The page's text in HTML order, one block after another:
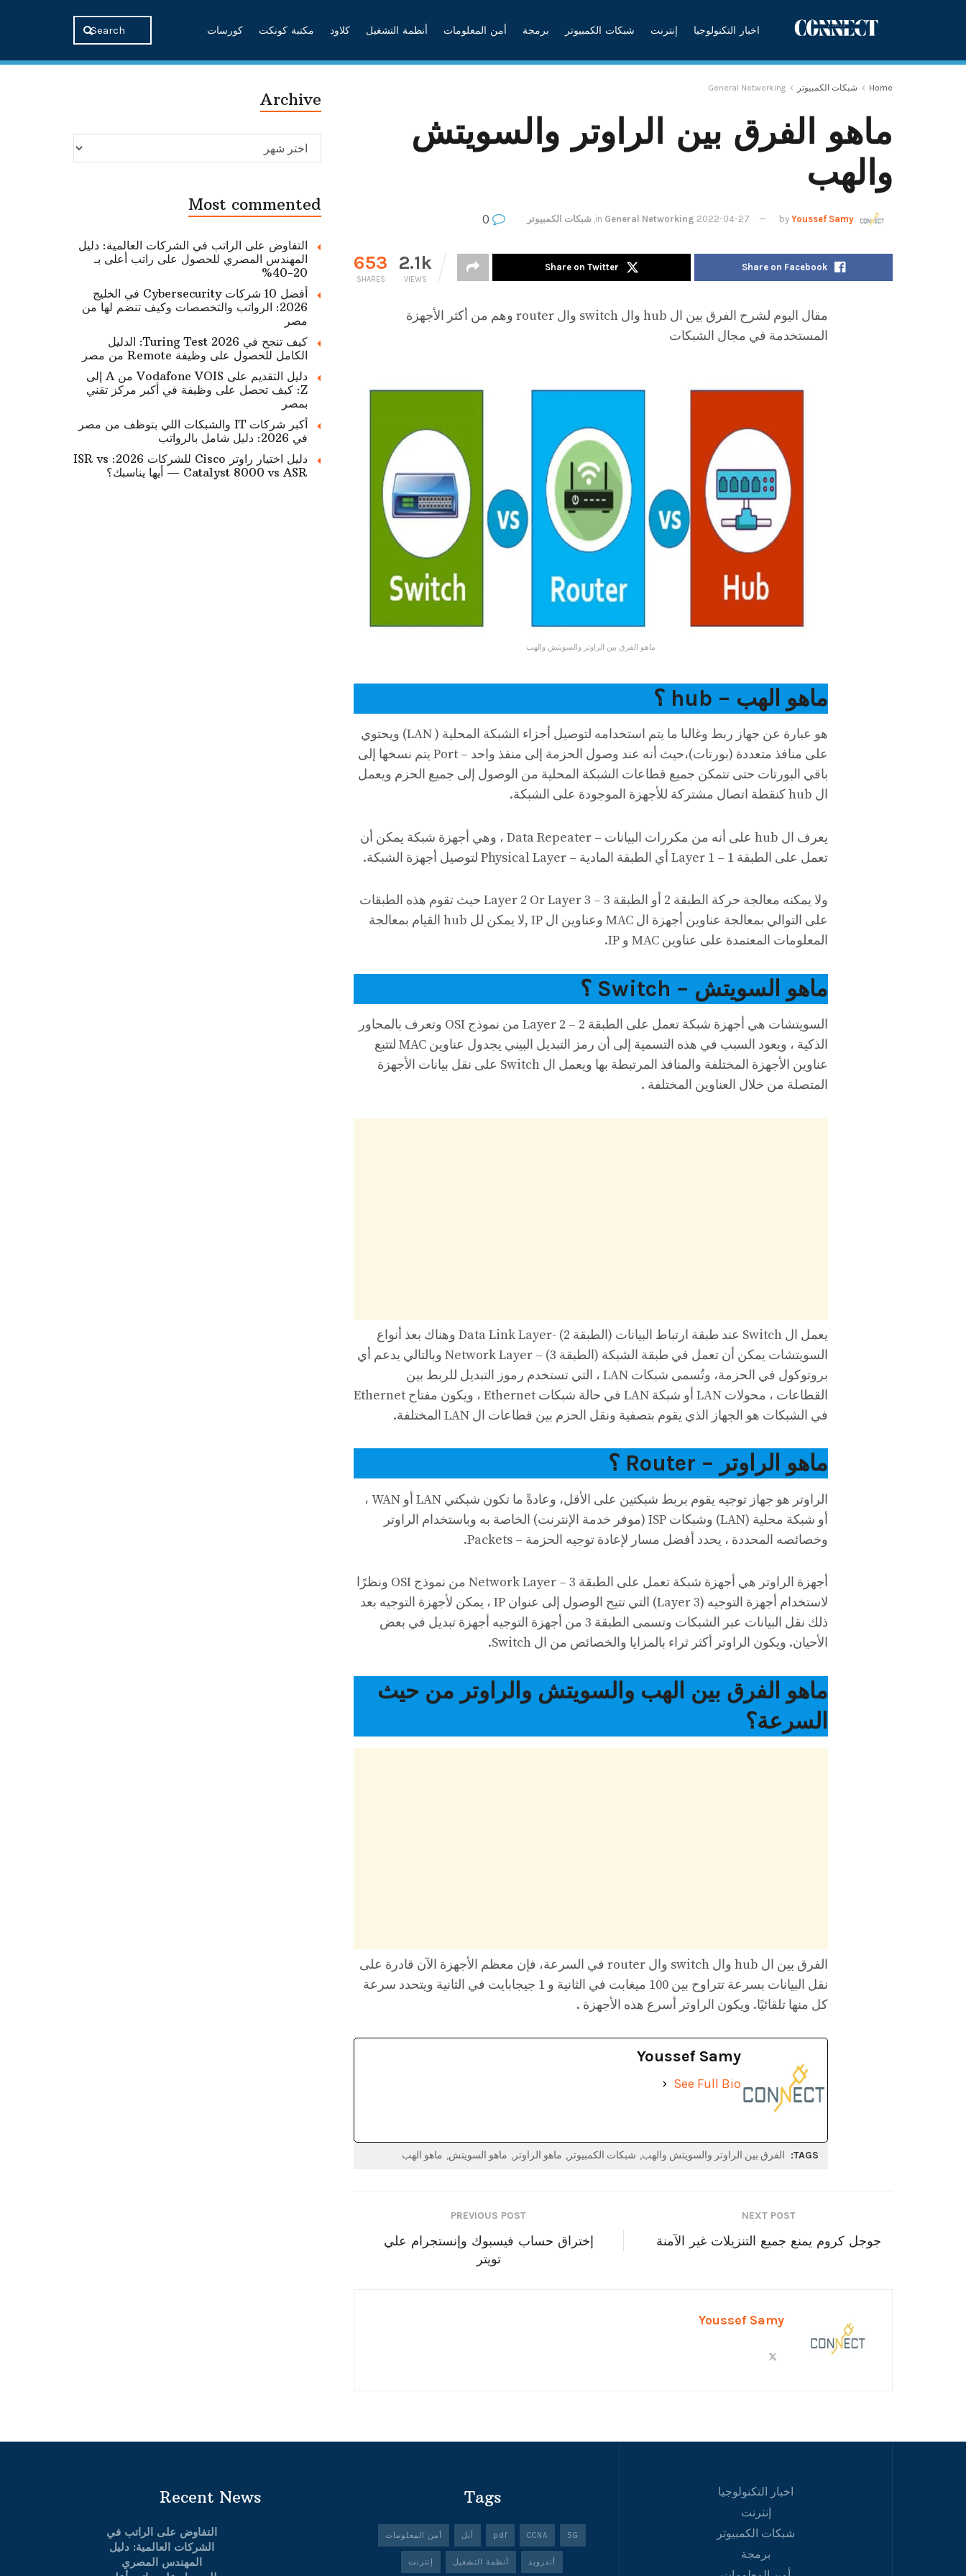
اخبار التكنولوجيا إنترنت شبكات الكمبيوتر برمجة أمن المعلومات أنظمة التشغيل كلاود مكتبة كونكت كورسات
Home شبكات الكمبيوتر General Networking
ماهو الفرق بين الراوتر والسويتش
والهب
by Youssef Samy
2022-04-27
in General Networking شبكات الكمبيوتر
653
SHARES
2.1k
VIEWS
Share on Facebook
Share on Twitter
مقال اليوم لشرح الفرق بين ال hub وال switch وال router وهم من أكثر الأجهزة
المستخدمة في مجال الشبكات
ماهو الفرق بين الراوتر والسويتش والهب
ماهو الهب – hub ؟
هو عبارة عن جهاز ربط وغالبا ما يتم استخدامه لتوصيل أجزاء الشبكة المحلية ( LAN) ويحتوي
على منافذ متعددة (بورتات)،حيث أنه عند وصول الحزمة إلى منفذ واحد – Port يتم نسخها إلى
باقي البورتات حتى تتمكن جميع قطاعات الشبكة المحلية من الوصول إلى جميع الحزم ويعمل
ال hub كنقطة اتصال مشتركة للأجهزة الموجودة على الشبكة.
يعرف ال hub على أنه من مكررات البيانات – Data Repeater ، وهي أجهزة شبكة يمكن أن
تعمل على الطبقة 1 – Layer 1 أي الطبقة المادية – Physical Layer لتوصيل أجهزة الشبكة.
ولا يمكنه معالجة حركة الطبقة 2 أو الطبقة 3 – Layer 2 Or Layer 3 حيث تقوم هذه الطبقات
على التوالي بمعالجة عناوين أجهزة ال MAC وعناوين ال IP ,لا يمكن لل hub القيام بمعالجة
المعلومات المعتمدة على عناوين MAC و IP.
ماهو السويتش – Switch ؟
السويتشات هي أجهزة شبكة تعمل على الطبقة 2 – Layer 2 من نموذج OSI وتعرف بالمحاور
الذكية ، ويعود السبب في هذه التسمية إلى أن رمز التبديل البيني يجدول عناوين MAC لتتبع
عناوين الأجهزة المختلفة والمنافذ المرتبطة بها ويعمل ال Switch على نقل بيانات الأجهزة
المتصلة من خلال العناوين المختلفة .
يعمل ال Switch عند طبقة ارتباط البيانات (الطبقة 2) -Data Link Layer وهناك بعذ أنواع
السويتشات يمكن أن تعمل في طبقة الشبكة (الطبقة 3) – Network Layer وبالتالي يدعم أي
بروتوكول في الحزمة، وتُسمى شبكات LAN ، التي تستخدم رموز التبديل للربط بين
القطاعات ، محولات LAN أو شبكة LAN في حالة شبكات Ethernet ، ويكون مفتاح Ethernet
في الشبكات هو الجهاز الذي يقوم بتصفية ونقل الحزم بين قطاعات ال LAN المختلفة.
ماهو الراوتر – Router ؟
الراوتر هو جهاز توجيه يقوم بربط شبكتين على الأقل، وعادةً ما تكون شبكتي LAN أو WAN ،
أو شبكة محلية (LAN) وشبكات ISP (موفر خدمة الإنترنت) الخاصة به وباستخدام الراوتر
وخصائصه المحددة ، يحدد أفضل مسار لإعادة توجيه الحزمة – Packets.
أجهزة الراوتر هي أجهزة شبكة تعمل على الطبقة 3 – Network Layer من نموذج OSI ونظرًا
لاستخدام أجهزة التوجيه (Layer 3) التي تتيح الوصول إلى عنوان IP ، يمكن لأجهزة التوجيه بعد
ذلك نقل البيانات عبر الشبكات وتسمى الطبقة 3 من أجهزة التوجيه أجهزة تبديل في بعض
الأحيان. ويكون الراوتر أكثر ثراء بالمزايا والخصائص من ال Switch.
ماهو الفرق بين الهب والسويتش والراوتر من حيث
السرعة؟
الفرق بين ال hub وال switch وال router في السرعة، فإن معظم الأجهزة الآن قادرة على
نقل البيانات بسرعة تتراوح بين 100 ميغابت في الثانية و 1 جيجابايت في الثانية ويتحدد سرعة
كل منها تلقائيًا. ويكون الراوتر أسرع هذه الأجهزة .
Youssef Samy
See Full Bio
TAGS: الفرق بين الراوتر والسويتش والهب شبكات الكمبيوتر ماهو الراوتر ماهو السويتش ماهو الهب
PREVIOUS POST
إختراق حساب فيسبوك وإنستجرام علي
تويتر
NEXT POST
جوجل كروم يمنع جميع التنزيلات غير الآمنة
Youssef Samy
Archive
Archive
Most commented
التفاوض على الراتب في الشركات العالمية: دليل
المهندس المصري للحصول على راتب أعلى بـ
20-40%
أفضل 10 شركات Cybersecurity في الخليج
2026: الرواتب والتخصصات وكيف تنضم لها من
مصر
كيف تنجح في Turing Test 2026: الدليل
الكامل للحصول على وظيفة Remote من مصر
دليل التقديم على Vodafone VOIS من A إلى
Z: كيف تحصل على وظيفة في أكبر مركز تقني
بمصر
أكبر شركات IT والشبكات اللي بتوظف من مصر
في 2026: دليل شامل بالرواتب
دليل اختيار راوتر Cisco للشركات 2026: ISR vs
Catalyst 8000 vs ASR — أيها يناسبك؟
اخبار التكنولوجيا
إنترنت
شبكات الكمبيوتر
برمجة
Tags
5G
CCNA
pdf أبل أمن المعلومات
أندرويد أنظمة التشغيل إنترنت
Recent News
التفاوض على الراتب في
الشركات العالمية: دليل
المهندس المصري